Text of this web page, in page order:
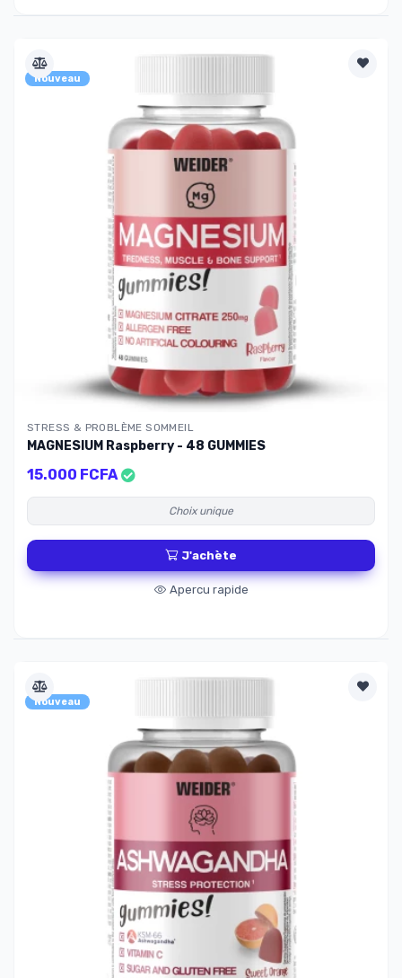
Nouveau
STRESS & PROBLÈME SOMMEIL
MAGNESIUM Raspberry - 48 GUMMIES
15.000 FCFA
Choix unique
J'achète
Apercu rapide
Nouveau